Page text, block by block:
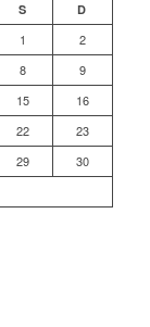
S D
1
2
8
9
15
16
22
23
29
30